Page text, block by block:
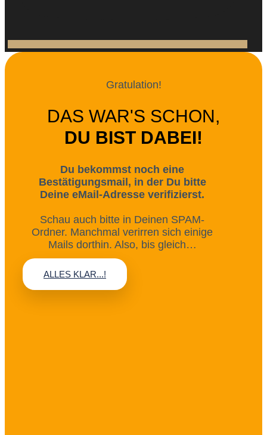
Gratulation!
DAS WAR'S SCHON,
DU BIST DABEI!
Du bekommst noch eine
Bestätigungsmail, in der Du bitte
Deine eMail-Adresse verifizierst.
Schau auch bitte in Deinen SPAM-
Ordner. Manchmal verirren sich einige
Mails dorthin. Also, bis gleich…
ALLES KLAR...!